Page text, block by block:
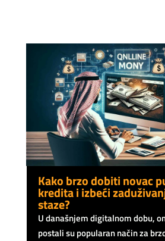
Kako brzo dobiti novac
kredita i izbeći
staze?
U današnjem digitalnom dobu,
postali su popularan način za